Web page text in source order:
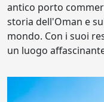
antico porto
storia dell'Oman e
mondo. Con i suoi
un luogo